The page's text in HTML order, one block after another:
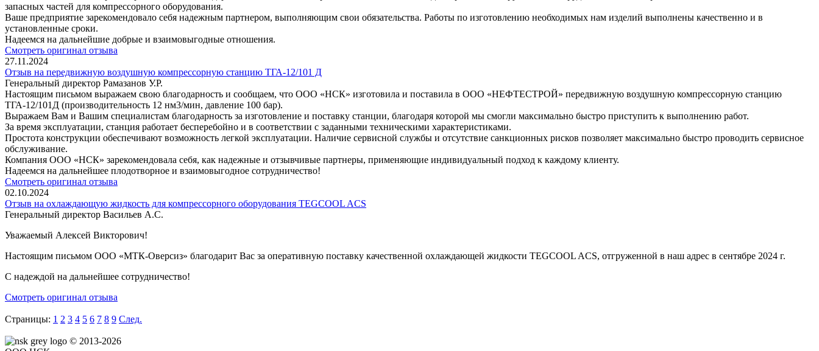
запасных частей для компрессорного оборудования.
Ваше предприятие зарекомендовало себя надежным партнером, выполняющим свои обязательства. Работы по изготовлению необходимых нам изделий выполнены качественно и в
установленные сроки.
Надеемся на дальнейшие добрые и взаимовыгодные отношения.
Смотреть оригинал отзыва
27.11.2024
Отзыв на передвижную воздушную компрессорную станцию ТГА-12/101 Д
Генеральный директор Рамазанов У.Р.
Настоящим письмом выражаем свою благодарность и сообщаем, что ООО «НСК» изготовила и поставила в ООО «НЕФТЕСТРОЙ» передвижную воздушную компрессорную станцию
ТГА-12/101Д (производительность 12 нм3/мин, давление 100 бар).
Выражаем Вам и Вашим специалистам благодарность за изготовление и поставку станции, благодаря которой мы смогли максимально быстро приступить к выполнению работ.
За время эксплуатации, станция работает бесперебойно и в соответствии с заданными техническими характеристиками.
Простота конструкции обеспечивают возможность легкой эксплуатации. Наличие сервисной службы и отсутствие санкционных рисков позволяет максимально быстро проводить сервисное
обслуживание.
Компания ООО «НСК» зарекомендовала себя, как надежные и отзывчивые партнеры, применяющие индивидуальный подход к каждому клиенту.
Надеемся на дальнейшее плодотворное и взаимовыгодное сотрудничество!
Смотреть оригинал отзыва
02.10.2024
Отзыв на охлаждающую жидкость для компрессорного оборудования TEGCOOL ACS
Генеральный директор Васильев А.С.
Уважаемый Алексей Викторович!
Настоящим письмом ООО «МТК-Оверсиз» благодарит Вас за оперативную поставку качественной охлаждающей жидкости TEGCOOL ACS, отгруженной в наш адрес в сентябре 2024 г.
С надеждой на дальнейшее сотрудничество!
Смотреть оригинал отзыва
Страницы: 1 2 3 4 5 6 7 8 9 След.
© 2013-2026